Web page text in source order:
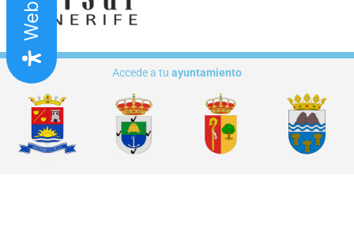
Accede a tu ayuntamiento